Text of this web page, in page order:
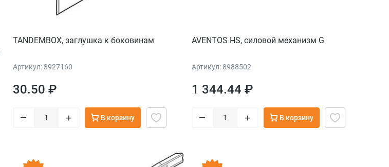
TANDEMBOX, заглушка к боковинам
Артикул: 3927160
30.50 ₽
– + В корзину
AVENTOS HS, силовой механизм G
Артикул: 8988502
1 344.44 ₽
– + В корзину